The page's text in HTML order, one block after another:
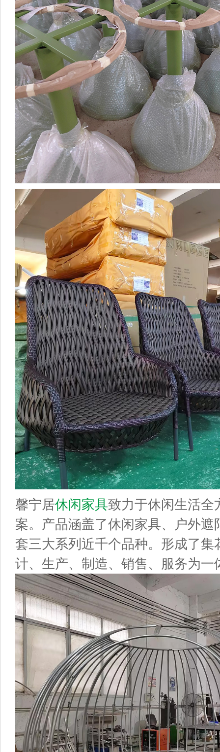
馨宁居休闲家具致力于休闲生活全
案。产品涵盖了休闲家具、户外遮
套三大系列近千个品种。形成了集
计、生产、制造、销售、服务为一